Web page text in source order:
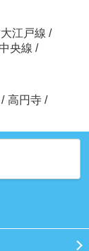
江戸線 /
中央線 /
/ 高円寺 /